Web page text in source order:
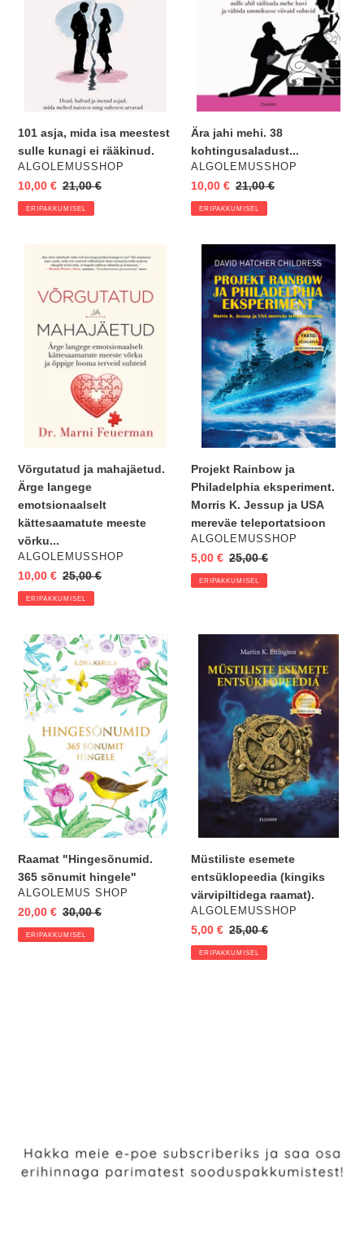
101 asja, mida isa meestest
sulle kunagi ei rääkinud.
VENDOR
ALGOLEMUSSHOP
Eripakkumine
10,00 € Regular
price
21,00 €
ERIPAKKUMISEL
Ära jahi mehi. 38
kohtingusaladust...
VENDOR
ALGOLEMUSSHOP
Eripakkumine
10,00 € Regular
price
21,00 €
ERIPAKKUMISEL
mahajäetud.
Ärge
langege
emotsionaalselt
kättesaamatute
Võrgutatud ja mahajäetud.
Ärge langege
emotsionaalselt
kättesaamatute meeste
võrku...
VENDOR
ALGOLEMUSSHOP
Eripakkumine
10,00 € Regular
price
25,00 €
ERIPAKKUMISEL
Rainbow
Philadelphia
eksperiment.
Morris
Jessup
USA
mereväe
teleportatsioon
Projekt Rainbow ja
Philadelphia eksperiment.
Morris K. Jessup ja USA
mereväe teleportatsioon
VENDOR
ALGOLEMUSSHOP
Eripakkumine
5,00 € Regular
price
25,00 €
ERIPAKKUMISEL
Raamat
"Hingesõnumid.
365
sõnumit
hingele"
Raamat "Hingesõnumid.
365 sõnumit hingele"
VENDOR
ALGOLEMUS SHOP
Eripakkumine
20,00 € Regular
price
30,00 €
ERIPAKKUMISEL
entsüklopeedia
(kingiks
värvipiltidega
raamat).
Müstiliste esemete
entsüklopeedia (kingiks
värvipiltidega raamat).
VENDOR
ALGOLEMUSSHOP
Eripakkumine
5,00 € Regular
price
25,00 €
ERIPAKKUMISEL